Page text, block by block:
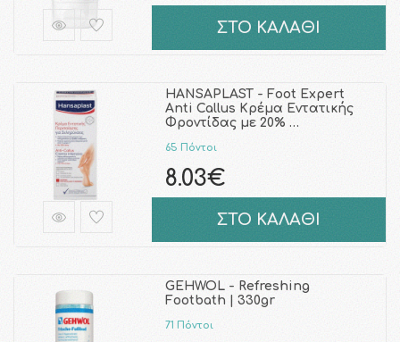
ΣΤΟ ΚΑΛΑΘΙ
HANSAPLAST - Foot Expert
Anti Callus Κρέμα Εντατικής
Φροντίδας με 20% …
65 Πόντοι
8.03€
ΣΤΟ ΚΑΛΑΘΙ
GEHWOL - Refreshing
Footbath | 330gr
71 Πόντοι